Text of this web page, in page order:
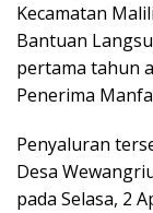
Kecamatan
Bantuan
pertama tahun
Penerima
Penyaluran
Desa
pada Selasa, 2